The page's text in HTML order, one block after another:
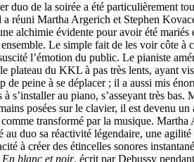
duo de la soirée a été particulièrement
a réuni Martha Argerich et Stephen
alchimie évidente pour avoir été mariés
Le simple fait de les voir côte à
l’émotion du public. Le pianiste
plateau du KKL à pas très lents, ayant
de peine à se déplacer ; il a aussi mis
à s’installer au piano, s’asseyant très bas.
posées sur le clavier, il est devenu un
transformé par la musique. Martha
au duo sa réactivité légendaire, une
à créer des étincelles sonores
En blanc et noir, écrit par Debussy